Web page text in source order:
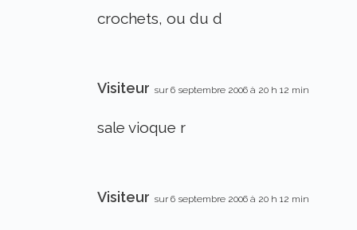
crochets, ou du d
Visiteur sur 6 septembre 2006 à 20 h 12 min
sale vioque r
Visiteur sur 6 septembre 2006 à 20 h 12 min